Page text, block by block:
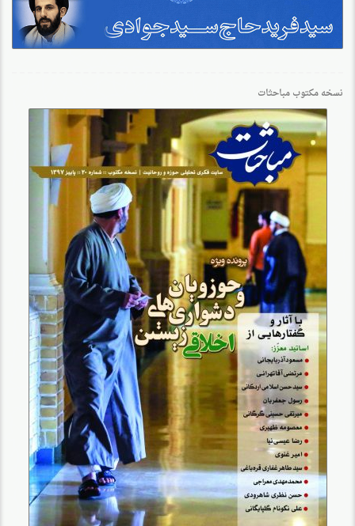
نسخه مکتوب مباحثات